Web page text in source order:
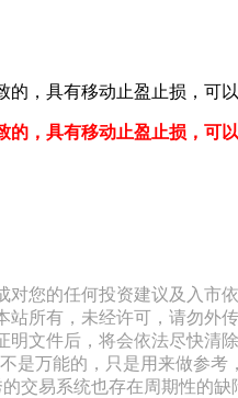
，具有移动止盈止损，可
，具有移动止盈止损，可
您的任何投资建议及入市
所有，未经许可，请勿外
文件后，将会依法尽快清
万能的，只是用来做参
交易系统也存在周期性的